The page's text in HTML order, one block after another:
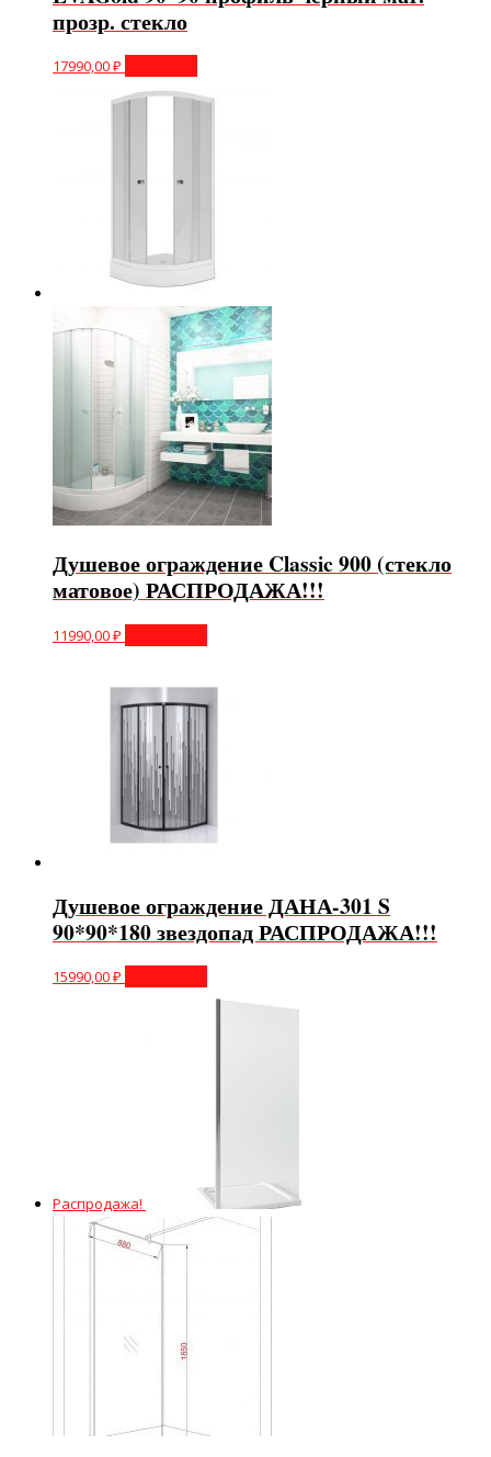
прозр. стекло
17990,00₽
Душевое ограждение Classic 900 (стекло
матовое) РАСПРОДАЖА!!!
11990,00₽
Душевое ограждение ДАНА-301 S
90*90*180 звездопад РАСПРОДАЖА!!!
15990,00₽
Распродажа!